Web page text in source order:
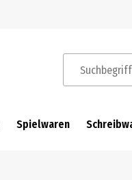
Suchbegriffe
Spielwaren